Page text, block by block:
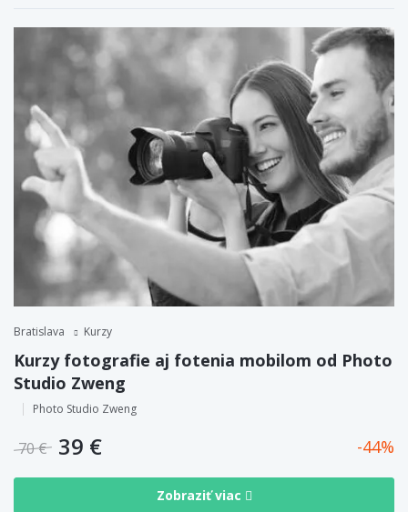
Bratislava Kurzy
Kurzy fotografie aj fotenia mobilom od Photo
Studio Zweng
Photo Studio Zweng
70 € 39 € 44
Zobraziť viac